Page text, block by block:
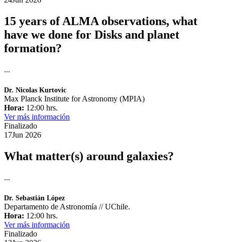
15 years of ALMA observations, what
have we done for Disks and planet
formation?
...
Dr. Nicolas Kurtovic
Max Planck Institute for Astronomy (MPIA)
Hora: 12:00 hrs.
Ver más información
Finalizado
17Jun 2026
What matter(s) around galaxies?
...
Dr. Sebastián López
Departamento de Astronomía // UChile.
Hora: 12:00 hrs.
Ver más información
Finalizado